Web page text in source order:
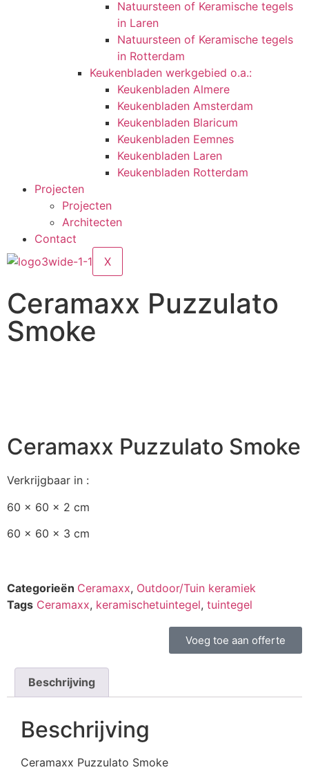
Natuursteen of Keramische tegels
in Laren
Natuursteen of Keramische tegels
in Rotterdam
Keukenbladen werkgebied o.a.:
Keukenbladen Almere
Keukenbladen Amsterdam
Keukenbladen Blaricum
Keukenbladen Eemnes
Keukenbladen Laren
Keukenbladen Rotterdam
Projecten
Projecten
Architecten
Contact
X
Ceramaxx Puzzulato
Smoke
Ceramaxx Puzzulato Smoke
Verkrijgbaar in :
60 x 60 x 2 cm
60 x 60 x 3 cm
Categorieën Ceramaxx, Outdoor/Tuin keramiek
Tags Ceramaxx, keramischetuintegel, tuintegel
Voeg toe aan offerte
Beschrijving
Beschrijving
Ceramaxx Puzzulato Smoke